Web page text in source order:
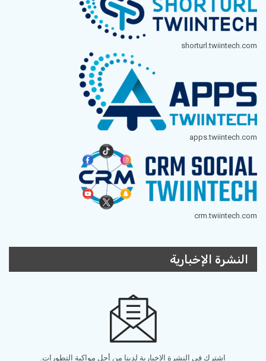
shorturl.twiintech.com
apps.twiintech.com
crm.twiintech.com
النشرة الإخبارية
اشترك في النشرة الإخبارية لدينا من أجل مواكبة التطورات.